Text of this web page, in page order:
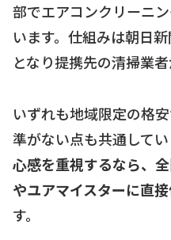
部でエアコンクリーニ
います。仕組みは朝日
となり提携先の清掃業者
いずれも地域限定の格
準がない点も共通してい
心感を重視するなら、
やユアマイスターに直
す。